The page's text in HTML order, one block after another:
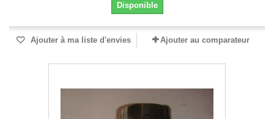
Disponible
Ajouter à ma liste d'envies Ajouter au comparateur